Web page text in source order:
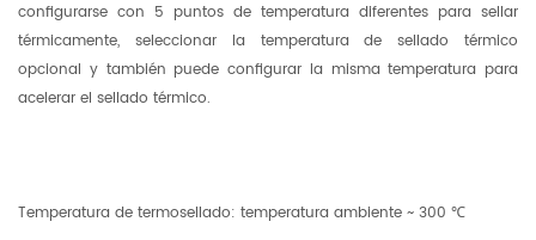
configurarse con 5 puntos de temperatura diferentes para sellar
térmicamente, seleccionar la temperatura de sellado térmico
opcional y también puede configurar la misma temperatura para
acelerar el sellado térmico.
Temperatura de termosellado: temperatura ambiente ~ 300 ℃